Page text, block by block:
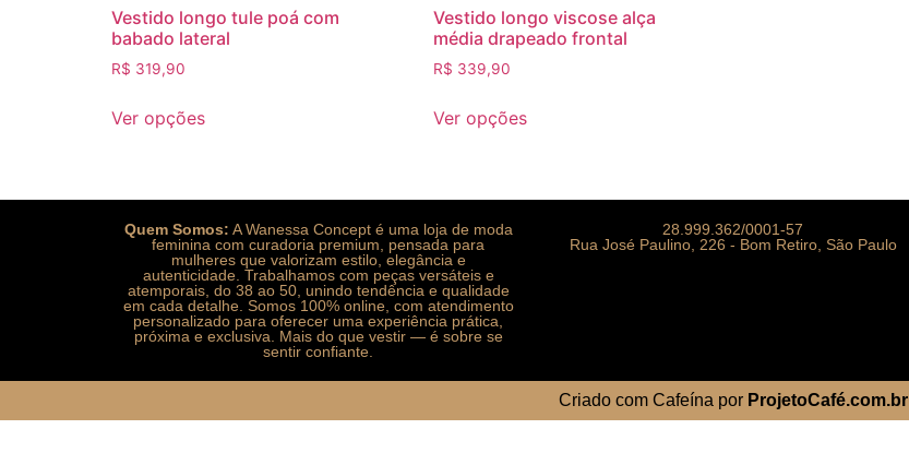
Vestido longo tule poá com
babado lateral
R$ 319,90
Ver opções
Vestido longo viscose alça
média drapeado frontal
R$ 339,90
Ver opções
Quem Somos: A Wanessa Concept é uma loja de moda
feminina com curadoria premium, pensada para
mulheres que valorizam estilo, elegância e
autenticidade. Trabalhamos com peças versáteis e
atemporais, do 38 ao 50, unindo tendência e qualidade
em cada detalhe. Somos 100% online, com atendimento
personalizado para oferecer uma experiência prática,
próxima e exclusiva. Mais do que vestir — é sobre se
sentir confiante.
28.999.362/0001-57
Rua José Paulino, 226 - Bom Retiro, São Paulo
Criado com Cafeína por ProjetoCafé.com.br